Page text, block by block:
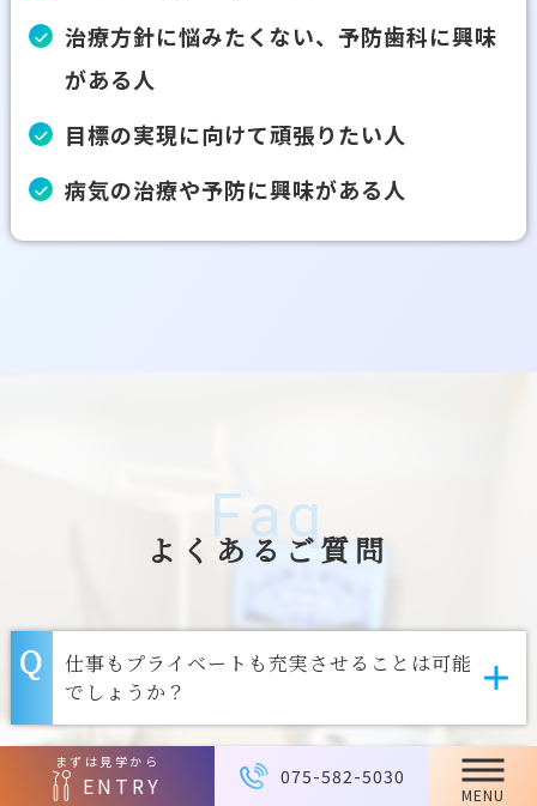
075-582-5030
まずは見学から
ENTRY MENU
治療方針に悩みたくない、予防歯科に興味
がある人
目標の実現に向けて頑張りたい人
病気の治療や予防に興味がある人
Faq
よくあるご質問
仕事もプライベートも充実させることは可能
でしょうか？
結婚・出産をしたあとでも続けられますか？